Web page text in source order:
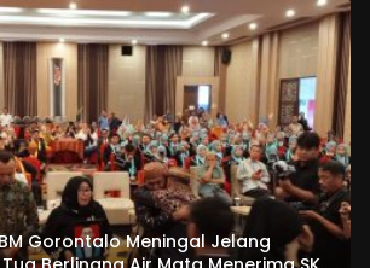
Gorontalo Meningal Jelang